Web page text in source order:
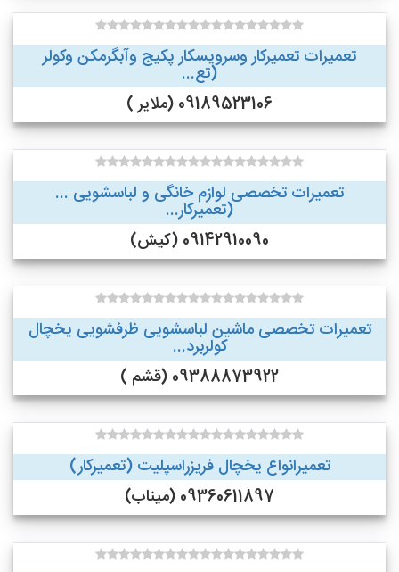
تعمیرات تعمیرکار وسرویسکار پکیج وآبگرمکن وکولر
(تع...
09189523106 (ملایر )
تعمیرات تخصصی لوازم خانگی و لباسشویی ...
(تعمیرکار...
09142910090 (کیش)
تعمیرات تخصصی ماشین لباسشویی ظرفشویی یخچال
کولربرد...
09388873922 (قشم )
تعمیرانواع یخچال فریزراسپلیت (تعمیرکار)
09360611897 (میناب)